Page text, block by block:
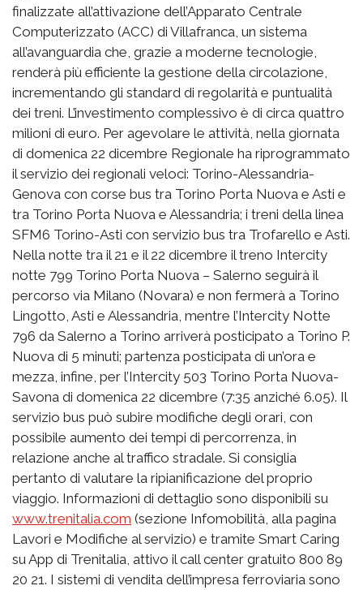
finalizzate all’attivazione dell’Apparato Centrale
Computerizzato (ACC) di Villafranca, un sistema
all’avanguardia che, grazie a moderne tecnologie,
renderà più efficiente la gestione della circolazione,
incrementando gli standard di regolarità e puntualità
dei treni. L’investimento complessivo è di circa quattro
milioni di euro. Per agevolare le attività, nella giornata
di domenica 22 dicembre Regionale ha riprogrammato
il servizio dei regionali veloci: Torino-Alessandria-
Genova con corse bus tra Torino Porta Nuova e Asti e
tra Torino Porta Nuova e Alessandria; i treni della linea
SFM6 Torino-Asti con servizio bus tra Trofarello e Asti.
Nella notte tra il 21 e il 22 dicembre il treno Intercity
notte 799 Torino Porta Nuova – Salerno seguirà il
percorso via Milano (Novara) e non fermerà a Torino
Lingotto, Asti e Alessandria, mentre l’Intercity Notte
796 da Salerno a Torino arriverà posticipato a Torino P.
Nuova di 5 minuti; partenza posticipata di un’ora e
mezza, infine, per l’Intercity 503 Torino Porta Nuova-
Savona di domenica 22 dicembre (7:35 anziché 6.05). Il
servizio bus può subire modifiche degli orari, con
possibile aumento dei tempi di percorrenza, in
relazione anche al traffico stradale. Si consiglia
pertanto di valutare la ripianificazione del proprio
viaggio. Informazioni di dettaglio sono disponibili su
www.trenitalia.com (sezione Infomobilità, alla pagina
Lavori e Modifiche al servizio) e tramite Smart Caring
su App di Trenitalia, attivo il call center gratuito 800 89
20 21. I sistemi di vendita dell’impresa ferroviaria sono